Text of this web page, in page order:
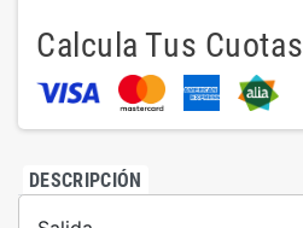
Calcula Tus Cuotas
DESCRIPCIÓN